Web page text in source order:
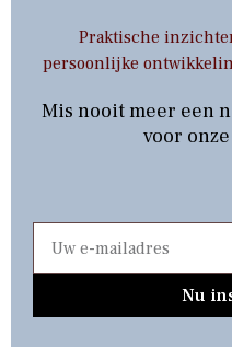
Praktische
persoonlijke
Mis nooit meer een
voor
Nu